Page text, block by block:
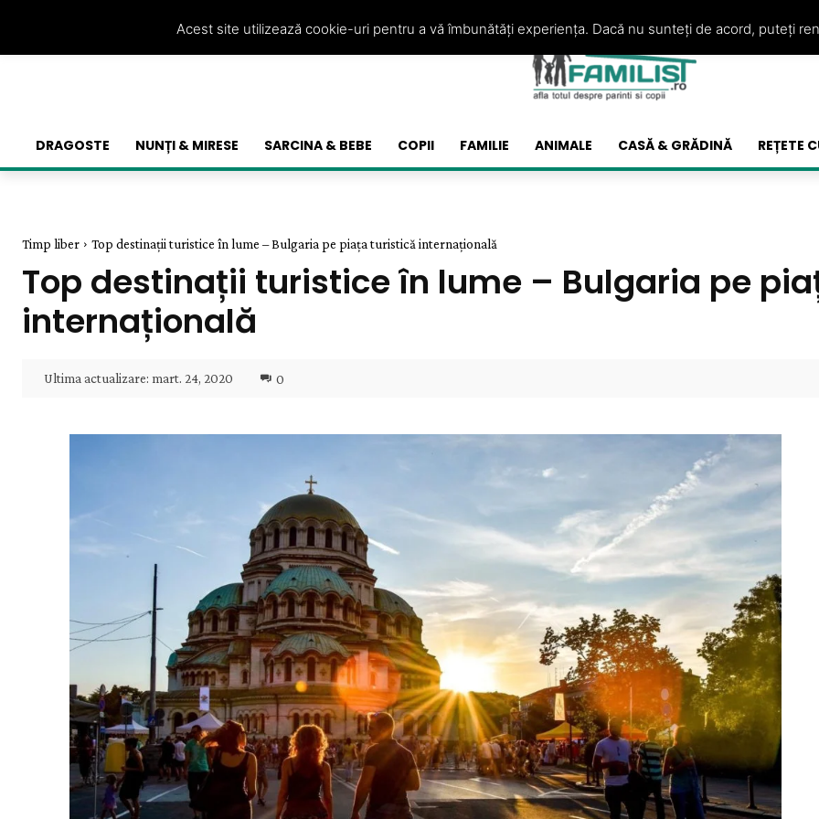
DRAGOSTE NUNȚI & MIRESE SARCINA & BEBE COPII FAMILIE ANIMALE CASĂ & GRĂDINĂ REȚETE
Timp liber Top destinații turistice în lume – Bulgaria pe piața turistică internațională
Top destinații turistice în lume – Bulgaria pe
internațională
Ultima actualizare: mart. 24, 2020 0
Acest site utilizează cookie-uri pentru a vă îmbunătăți experiența. Dacă nu sunteți de acord, puteți